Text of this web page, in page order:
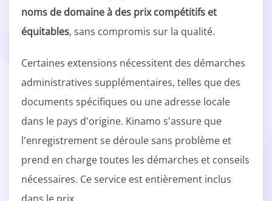
noms de domaine à des prix compétitifs et
équitables, sans compromis sur la qualité.
Certaines extensions nécessitent des démarches
administratives supplémentaires, telles que des
documents spécifiques ou une adresse locale
dans le pays d'origine. Kinamo s'assure que
l'enregistrement se déroule sans problème et
prend en charge toutes les démarches et conseils
nécessaires. Ce service est entièrement inclus